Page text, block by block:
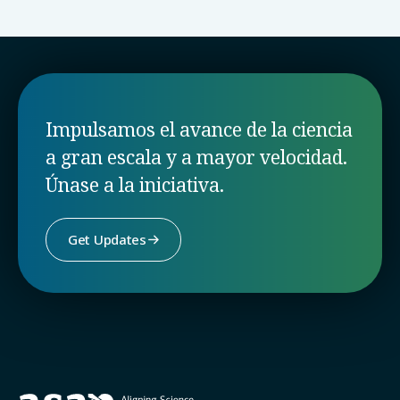
Impulsamos el avance de la ciencia
a gran escala y a mayor velocidad.
Únase a la iniciativa.
Get Updates